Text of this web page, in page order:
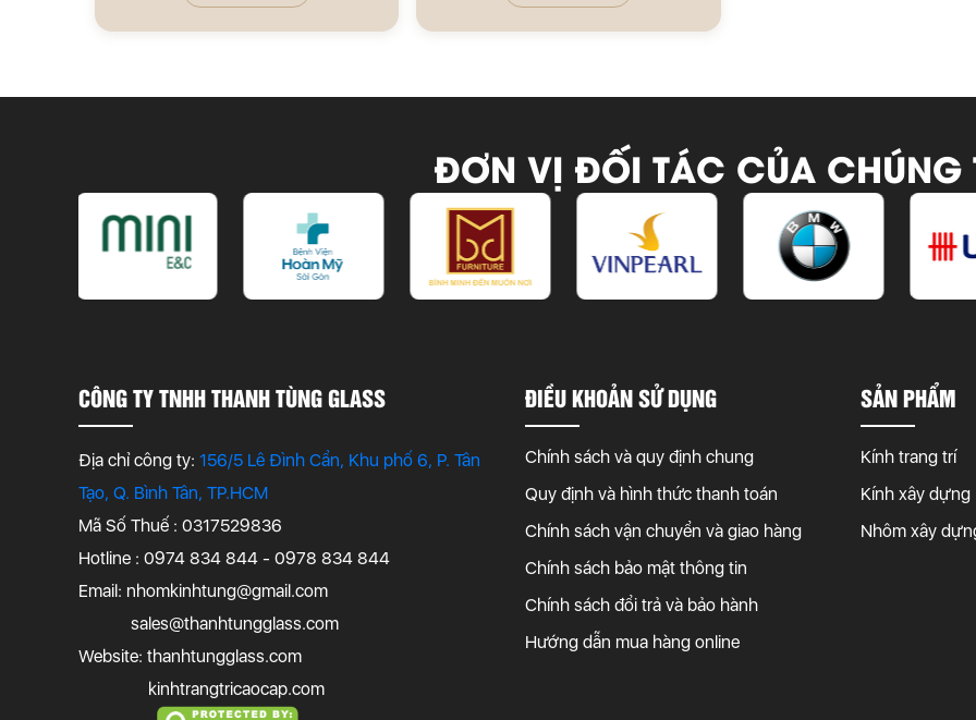
ĐƠN VỊ ĐỐI TÁC CỦA CHÚNG
CÔNG TY TNHH THANH TÙNG GLASS
Địa chỉ công ty: 156/5 Lê Đình Cẩn, Khu phố 6, P. Tân
Tạo, Q. Bình Tân, TP.HCM
Mã Số Thuế : 0317529836
Hotline : 0974 834 844 - 0978 834 844
Email: nhomkinhtung@gmail.com
sales@thanhtungglass.com
Website: thanhtungglass.com
kinhtrangtricaocap.com
ĐIỀU KHOẢN SỬ DỤNG
Chính sách và quy định chung
Quy định và hình thức thanh toán
Chính sách vận chuyển và giao hàng
Chính sách bảo mật thông tin
Chính sách đổi trả và bảo hành
Hướng dẫn mua hàng online
SẢN PHẨM
Kính trang trí
Kính xây dựng
Nhôm xây